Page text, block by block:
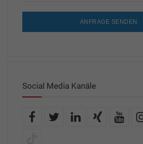
ANFRAGE SENDEN
Social Media Kanäle